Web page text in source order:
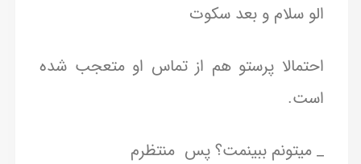
الو سلام و بعد سکوت
احتمالا پرستو هم از تماس او متعجب شده
است.‌
_ میتونم ببینمت؟ پس منتظرم